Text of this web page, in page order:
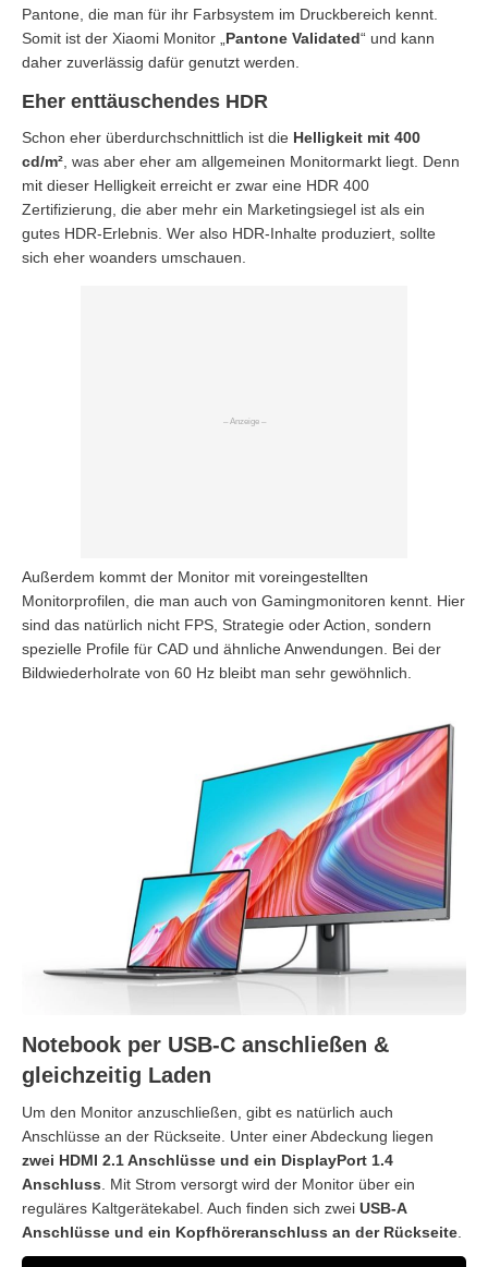
Pantone, die man für ihr Farbsystem im Druckbereich kennt.
Somit ist der Xiaomi Monitor „ Pantone Validated“ und kann
daher zuverlässig dafür genutzt werden.
Eher enttäuschendes HDR
Schon eher überdurchschnittlich ist die Helligkeit mit 400
cd/m² , was aber eher am allgemeinen Monitormarkt liegt. Denn
mit dieser Helligkeit erreicht er zwar eine HDR 400
Zertifizierung, die aber mehr ein Marketingsiegel ist als ein
gutes HDR-Erlebnis. Wer also HDR-Inhalte produziert, sollte
sich eher woanders umschauen.
Außerdem kommt der Monitor mit voreingestellten
Monitorprofilen, die man auch von Gamingmonitoren kennt. Hier
sind das natürlich nicht FPS, Strategie oder Action, sondern
spezielle Profile für CAD und ähnliche Anwendungen. Bei der
Bildwiederholrate von 60 Hz bleibt man sehr gewöhnlich.
Notebook per USB-C anschließen &
gleichzeitig Laden
Um den Monitor anzuschließen, gibt es natürlich auch
Anschlüsse an der Rückseite. Unter einer Abdeckung liegen
zwei HDMI 2.1 Anschlüsse und ein DisplayPort 1.4
Anschluss. Mit Strom versorgt wird der Monitor über ein
reguläres Kaltgerätekabel. Auch finden sich zwei USB-A
Anschlüsse und ein Kopfhöreranschluss an der Rückseite.